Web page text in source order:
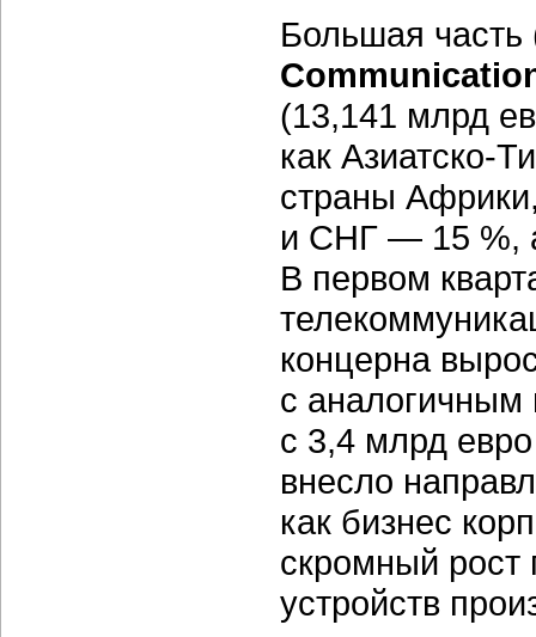
Большая
(13,141 млрд
как Азиатско-
страны
и СНГ — 15 %,
В первом
концерна
с
с 3,4 млрд
внесло
как бизнес
скромный рост
устройств